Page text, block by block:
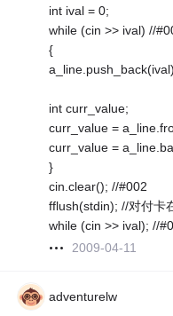
int ival = 0;
while (cin >> ival) //
{
int curr_value;
curr_value =
curr_value =
}
cin.clear(); //#002
fflush(stdin); //对付卡
while (cin >> ival); //
2009-04-11
adventurelw